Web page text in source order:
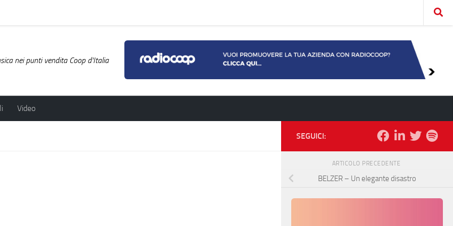
nei punti vendita Coop d'Italia
Video
SEGUICI:
ARTICOLO PRECEDENTE
BELZER – Un elegante disastro